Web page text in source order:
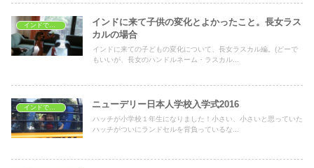
インドに来て子供の変化とよかったこと。長女ラス
カルの場合
インドに来ての子どもの変化について、長女ラスカル編。(どーで
もいいが、長女のハンドルネーム・ラスカル...
ニューデリー日本人学校入学式2016
ハッチが小学校１年生になりました！小さい、小さいと思っていた
ハッチがついにランドセルを背負っているな...